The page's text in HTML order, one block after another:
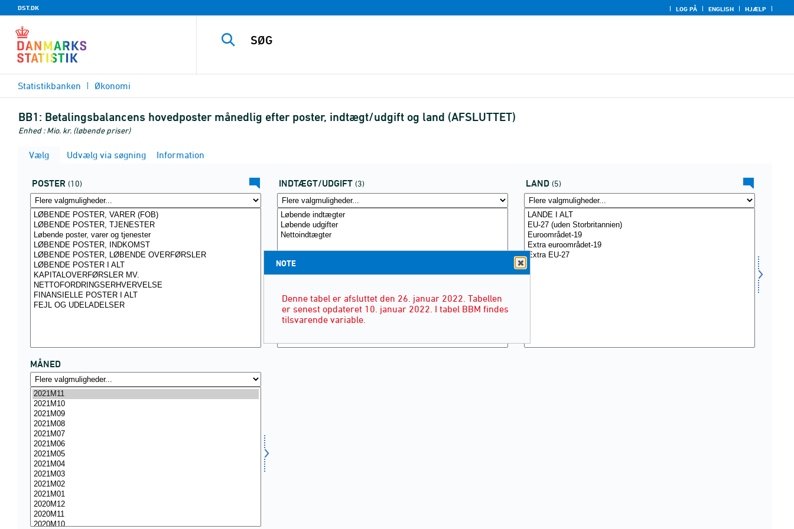
DST.DK LOG PÅ ENGLISH HJÆLP
Statistikbanken Økonomi
BB1: Betalingsbalancens hovedposter månedlig efter poster, indtægt/udgift og land (AFSLUTTET)
Enhed : Mio. kr. (løbende priser)
Vælg Udvælg via søgning Information
POSTER (10) INDTÆGT/UDGIFT (3) LAND (5)
MÅNED
NOTE
Denne tabel er afsluttet den 26. januar 2022. Tabellen
er senest opdateret 10. januar 2022. I tabel BBM findes
tilsvarende variable.